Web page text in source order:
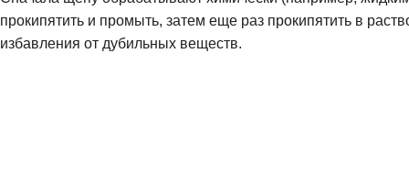
прокипятить и промыть, затем еще раз прокипятить в
избавления от дубильных веществ.